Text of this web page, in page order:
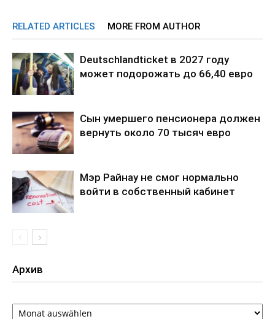
RELATED ARTICLES MORE FROM AUTHOR
Deutschlandticket в 2027 году
может подорожать до 66,40 евро
Сын умершего пенсионера должен
вернуть около 70 тысяч евро
Мэр Райнау не смог нормально
войти в собственный кабинет
Архив
Архив